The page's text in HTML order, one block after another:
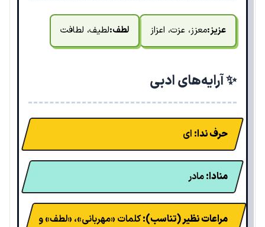
عزیز:معزز، عزت، اعزاز لطف:لطیف، لطافت
✨ آرایه‌های ادبی
حرف ندا: ای
منادا:مادر
مراعات نظیر (تناسب):کلمات «مهربانی»، «لطف» و